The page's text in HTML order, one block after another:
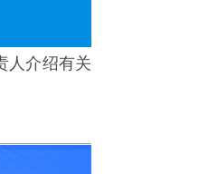
人介绍有关